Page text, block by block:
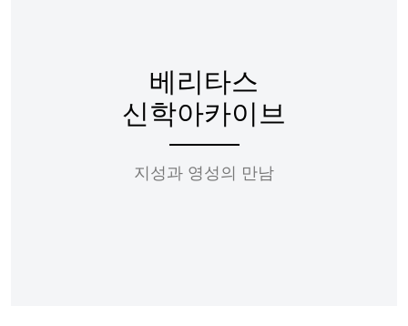
베리타스
신학아카이브
지성과 영성의 만남